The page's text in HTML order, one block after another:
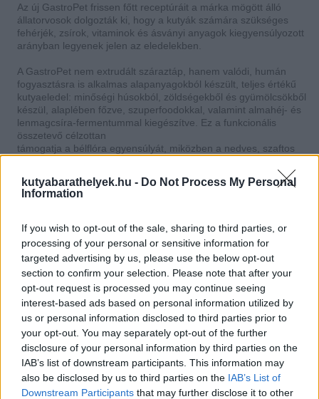
kutyabarathelyek.hu - Do Not Process My Personal
Information
If you wish to opt-out of the sale, sharing to third parties, or
processing of your personal or sensitive information for
targeted advertising by us, please use the below opt-out
section to confirm your selection. Please note that after your
opt-out request is processed you may continue seeing
interest-based ads based on personal information utilized by
us or personal information disclosed to third parties prior to
your opt-out. You may separately opt-out of the further
disclosure of your personal information by third parties on the
IAB’s list of downstream participants. This information may
also be disclosed by us to third parties on the IAB’s List of
Downstream Participants that may further disclose it to other
Az új GastroPet frissen főtt receptúráit a márka mögött álló
állatorvosok dolgozták ki, hogy a kutyák számára szükséges
fehérjék, zsírok, vitaminok és ásványi anyagok kiegyensúlyozott
arányban legyenek jelen az eledelekben.
A GastroPet nem extrudált száraztáp, hanem valódi, humán
fogyasztásra is alkalmas alapanyagokból készült, teljes értékű
kutyaeledel: minőségi húsokból, zöldségekből és gyümölcsökből
készül, alaplében főzve, szuperfoodokkal, valamint almahéj- és
lenmagcsíra-fermentummal kiegészítve. Ez a funkcionális
összetevő célzottan
támogatja a bélflóra egyensúlyát, miközben a nedves, szaftos
Monoproteines receptek érzékeny kutyáknak
A GastroPet receptúrái monoproteines szemléletben készülnek,
vagyis egyetlen állati fehérjeforrásra épülnek. Ez különösen
hasznos lehet érzékeny emésztésű, allergiára hajlamos vagy
eliminációs diétára szoruló kutyák esetében.
A GastroPet kínálatában többféle receptúra található:
pulykás receptúra– kíméletes, renal szemléletű
összetétellel
kacsás receptúra– májtámogató, funkcionális irányú
receptúra
nyulas receptúra– alacsonyabb zsírtartalmú,
hasnyálmirigy-kímélő szemlélettel
vadlazacos receptúra– omega–3 zsírsavakban gazdag
választás bőr-, szőrzet- és ízülettámogatáshoz